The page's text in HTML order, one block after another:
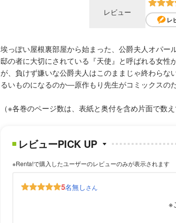
レビュー
レ
埃っぽい屋根裏部屋から始まった、公爵夫人オパ
邸の者に大切にされている『天使』と呼ばれる女
が、負けず嫌いな公爵夫人はこのままじゃ終わら
るいものになるのか―原作もり先生がコミックスの
（※各巻のページ数は、表紙と奥付を含め片面で数え
レビューPICK UP
※Renta!で購入したユーザーのレビューのみが表示されます
5名無しさん
※